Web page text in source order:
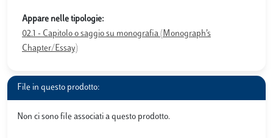
Appare nelle tipologie:
02.1 - Capitolo o saggio su monografia (Monograph’s
Chapter/Essay)
File in questo prodotto:
Non ci sono file associati a questo prodotto.